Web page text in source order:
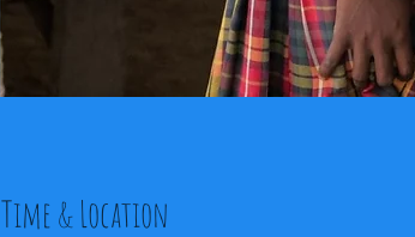
Time & Location